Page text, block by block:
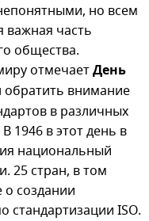
но всем
важная часть
общества.
отмечаетДень
обратить внимание
в различных
1946 в этот день в
национальный
25 стран, в том
создании
ISO.